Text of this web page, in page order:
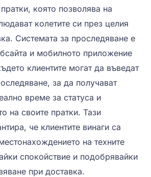
която позволява на
колетите си през целия
Системата за проследяване е
и мобилното приложение
клиентите могат да въведат
за да получават
време за статуса и
на своите пратки. Тази
че клиентите винаги са
на техните
спокойствие и подобрявайки
при доставка.